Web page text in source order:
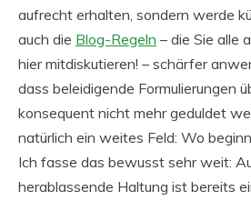
aufrecht erhalten, sondern werde
auch die Blog-Regeln – die Sie alle
hier mitdiskutieren! – schärfer
dass beleidigende Formulierungen
konsequent nicht mehr geduldet
natürlich ein weites Feld: Wo
Ich fasse das bewusst sehr weit:
herablassende Haltung ist bereits